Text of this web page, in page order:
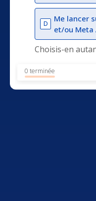
D
Me lancer
et/ou Meta
Choisis-en
0 terminée